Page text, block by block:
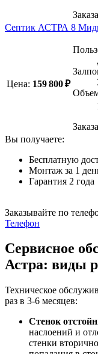
Септик АСТРА 8
Цена: 159 800 ₽
Вы получаете:
Бесплатную
Монтаж за 1
Гарантия 2 года
Заказывайте по
Телефон
Сервисное
Астра: виды
Техническое
раз в 3-6 месяцев:
Стенок
наслоений и
стенки